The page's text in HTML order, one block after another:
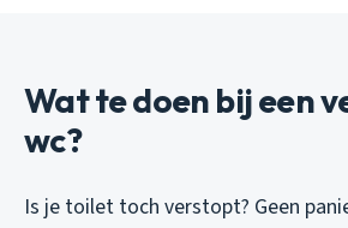
Wat te doen bij een
wc?
Is je toilet toch verstopt? Geen